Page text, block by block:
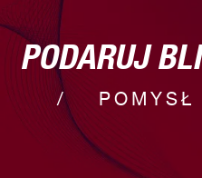
PODARUJ
POMYSŁ